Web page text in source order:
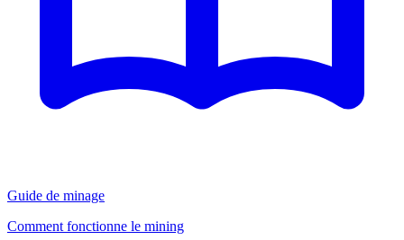
Guide de minage
Comment fonctionne le mining